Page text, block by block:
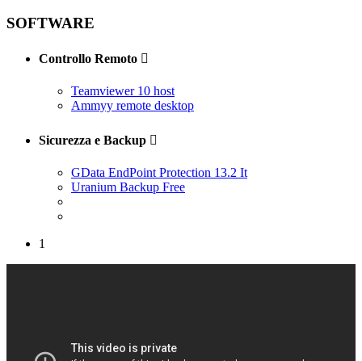
SOFTWARE
Controllo Remoto 
Teamviewer 10 host
Ammyy remote desktop
Sicurezza e Backup 
GData EndPoint Protection 13.2 It
Uranium Backup Free
1